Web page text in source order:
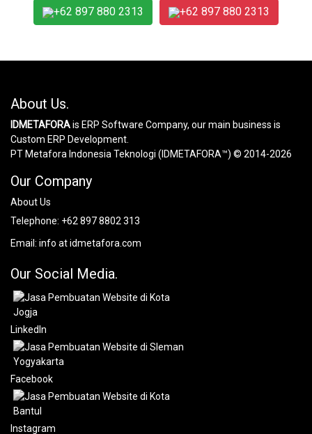
+62 897 880 2313 +62 897 880 2313
About Us.
IDMETAFORAis ERP Software Company, our main business is
Custom ERP Development.
PT Metafora Indonesia Teknologi (IDMETAFORA™) © 2014-2026
Our Company
About Us
Telephone: +62 897 8802 313
Email: info at idmetafora.com
Our Social Media.
LinkedIn
Facebook
Instagram